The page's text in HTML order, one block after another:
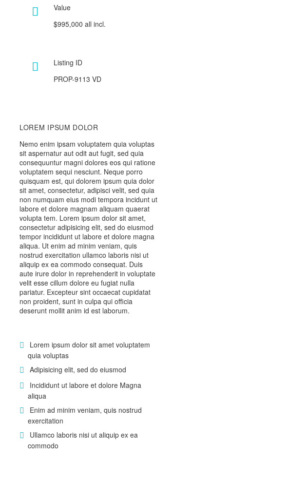

Value
$995,000 all incl.

Listing ID
PROP-9113 VD
LOREM IPSUM DOLOR
Nemo enim ipsam voluptatem quia voluptas
sit aspernatur aut odit aut fugit, sed quia
consequuntur magni dolores eos qui ratione
voluptatem sequi nesciunt. Neque porro
quisquam est, qui dolorem ipsum quia dolor
sit amet, consectetur, adipisci velit, sed quia
non numquam eius modi tempora incidunt ut
labore et dolore magnam aliquam quaerat
volupta tem. Lorem ipsum dolor sit amet,
consectetur adipisicing elit, sed do eiusmod
tempor incididunt ut labore et dolore magna
aliqua. Ut enim ad minim veniam, quis
nostrud exercitation ullamco laboris nisi ut
aliquip ex ea commodo consequat. Duis
aute irure dolor in reprehenderit in voluptate
velit esse cillum dolore eu fugiat nulla
pariatur. Excepteur sint occaecat cupidatat
non proident, sunt in culpa qui officia
deserunt mollit anim id est laborum.
Lorem ipsum dolor sit amet voluptatem
quia voluptas
Adipisicing elit, sed do eiusmod
Incididunt ut labore et dolore Magna
aliqua
Enim ad minim veniam, quis nostrud
exercitation
Ullamco laboris nisi ut aliquip ex ea
commodo